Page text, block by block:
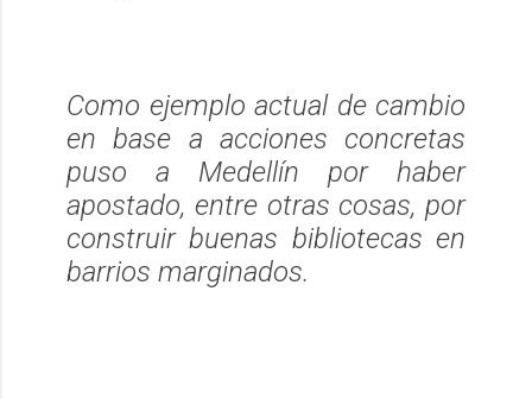
Como ejemplo actual de cambio
en base a acciones concretas
puso a Medellín por haber
apostado, entre otras cosas, por
construir buenas bibliotecas en
barrios marginados.